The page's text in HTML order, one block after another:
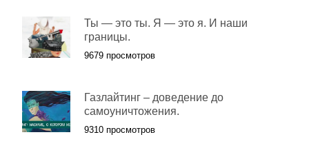
Ты — это ты. Я — это я. И наши
границы.
9679 просмотров
Газлайтинг – доведение до
самоуничтожения.
9310 просмотров